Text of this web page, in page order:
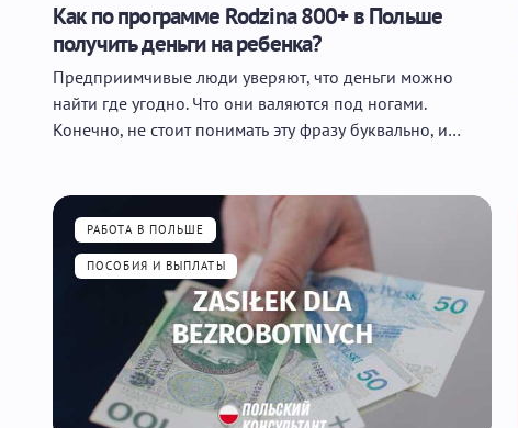
Как по программе Rodzina 800+ в Польше
получить деньги на ребенка?
Предприимчивые люди уверяют, что деньги можно
найти где угодно. Что они валяются под ногами.
Конечно, не стоит понимать эту фразу буквально, и…
РАБОТА В ПОЛЬШЕ
ПОСОБИЯ И ВЫПЛАТЫ